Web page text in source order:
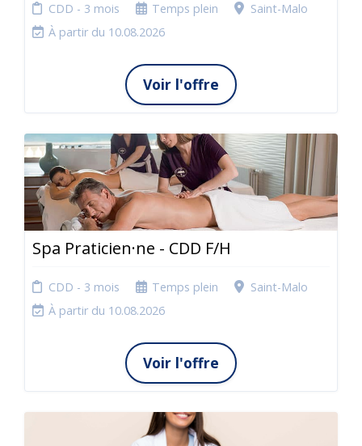
CDD - 3 mois Temps plein
Saint-Malo
À partir du 10.08.2026
Voir l'offre
Spa Praticien·ne - CDD F/H
CDD - 3 mois Temps plein
Saint-Malo
À partir du 10.08.2026
Voir l'offre